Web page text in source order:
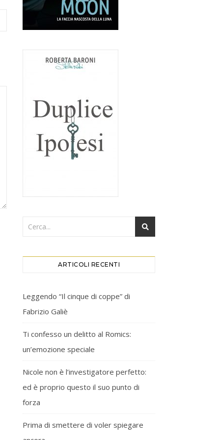
ARTICOLI RECENTI
Leggendo “Il cinque di coppe” di
Fabrizio Galiè
Ti confesso un delitto al Romics:
un’emozione speciale
Nicole non è l’investigatore perfetto:
ed è proprio questo il suo punto di
forza
Prima di smettere di voler spiegare